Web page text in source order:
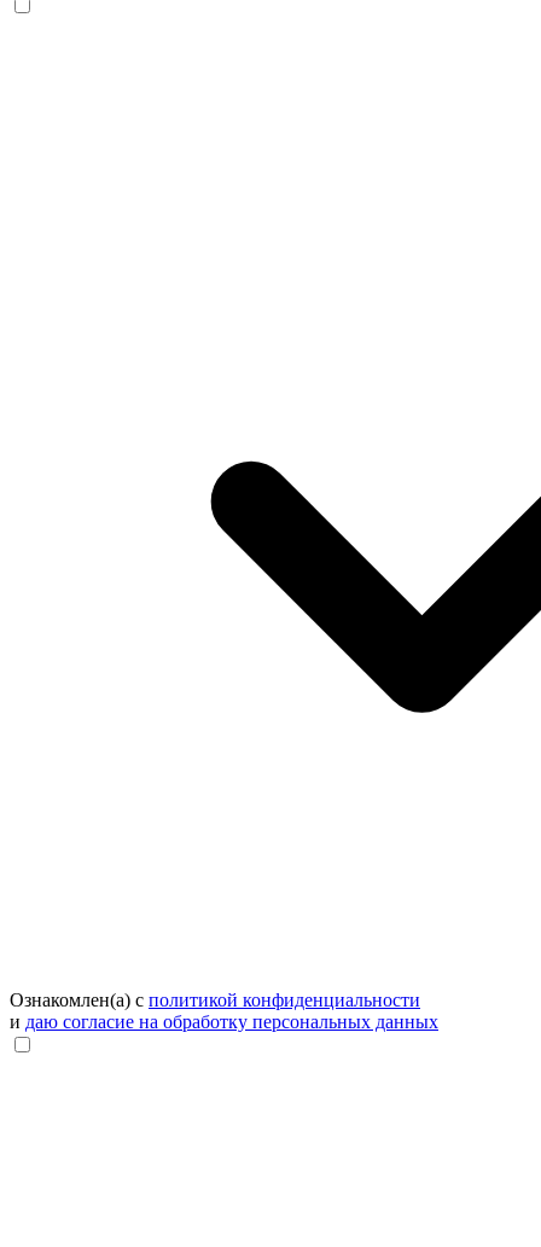
Ознакомлен(а) с политикой конфиденциальности
и даю согласие на обработку персональных данных